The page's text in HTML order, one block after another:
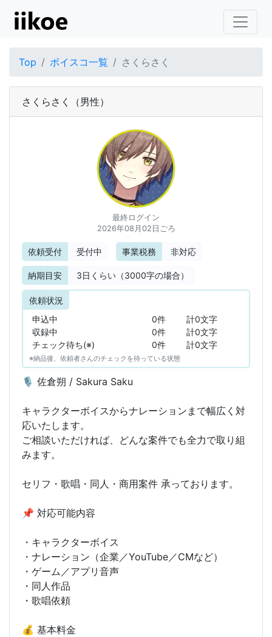
Top ボイスコ一覧 さくらさく
さくらさく （男性）
最終ログイン
2026年08月02日ごろ
依頼受付 受付中 事業税務 非対応
納期目安 3日くらい（3000字の場合）
依頼状況
申込中
0件
計0文字
収録中
0件
計0文字
チェック待ち(※)
0件 計0文字
※納品後、依頼者さんのチェックを待っている状態
🎙 佐倉朔 / Sakura Saku
キャラクターボイスからナレーションまで幅広く対
応いたします。
ご相談いただければ、どんな案件でも全力で取り組
みます。
セリフ・歌唱・同人・商用案件 承っております。
📌 対応可能内容
・キャラクターボイス
・ナレーション（企業／YouTube／CMなど）
・ゲーム／アプリ音声
・同人作品
・歌唱依頼
💰 基本料金